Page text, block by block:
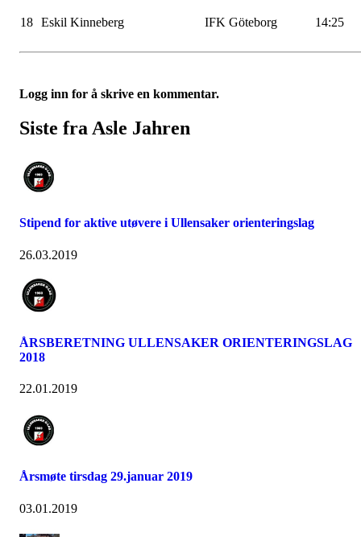
18 Eskil Kinneberg IFK Göteborg 14:25
Logg inn for å skrive en kommentar.
Siste fra Asle Jahren
Stipend for aktive utøvere i Ullensaker orienteringslag
26.03.2019
ÅRSBERETNING ULLENSAKER ORIENTERINGSLAG
2018
22.01.2019
Årsmøte tirsdag 29.januar 2019
03.01.2019